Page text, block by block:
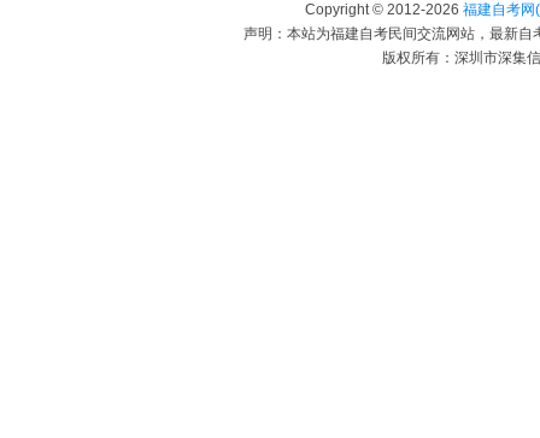
Copyright © 2012-2026 福建自考网
声明：本站为福建自考民间交流网站，最新
版权所有：深圳市深集